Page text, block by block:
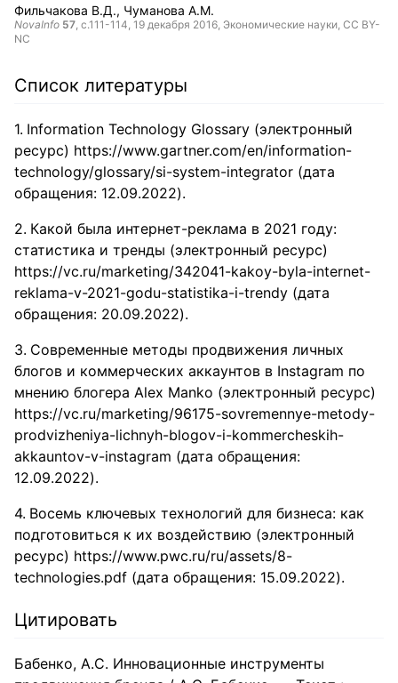
Фильчакова В.Д. Чуманова А.М.
NovaInfo 57, с.111-114, 19 декабря 2016, Экономические науки, CC BY-
NC
Список литературы
Information Technology Glossary (электронный
ресурс) https://www.gartner.com/en/information-
technology/glossary/si-system-integrator (дата
обращения: 12.09.2022).
Какой была интернет-реклама в 2021 году:
статистика и тренды (электронный ресурс)
https://vc.ru/marketing/342041-kakoy-byla-internet-
reklama-v-2021-godu-statistika-i-trendy (дата
обращения: 20.09.2022).
Современные методы продвижения личных
блогов и коммерческих аккаунтов в Instagram по
мнению блогера Alex Manko (электронный ресурс)
https://vc.ru/marketing/96175-sovremennye-metody-
prodvizheniya-lichnyh-blogov-i-kommercheskih-
akkauntov-v-instagram (дата обращения:
12.09.2022).
Восемь ключевых технологий для бизнеса: как
подготовиться к их воздействию (электронный
ресурс) https://www.pwc.ru/ru/assets/8-
technologies.pdf (дата обращения: 15.09.2022).
Цитировать
Бабенко, А.С. Инновационные инструменты